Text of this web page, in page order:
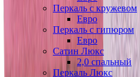
Перкаль с кружевом
Евро
Перкаль с гипюром
Евро
Сатин Люкс
2,0 спальный
Перкаль Люкс